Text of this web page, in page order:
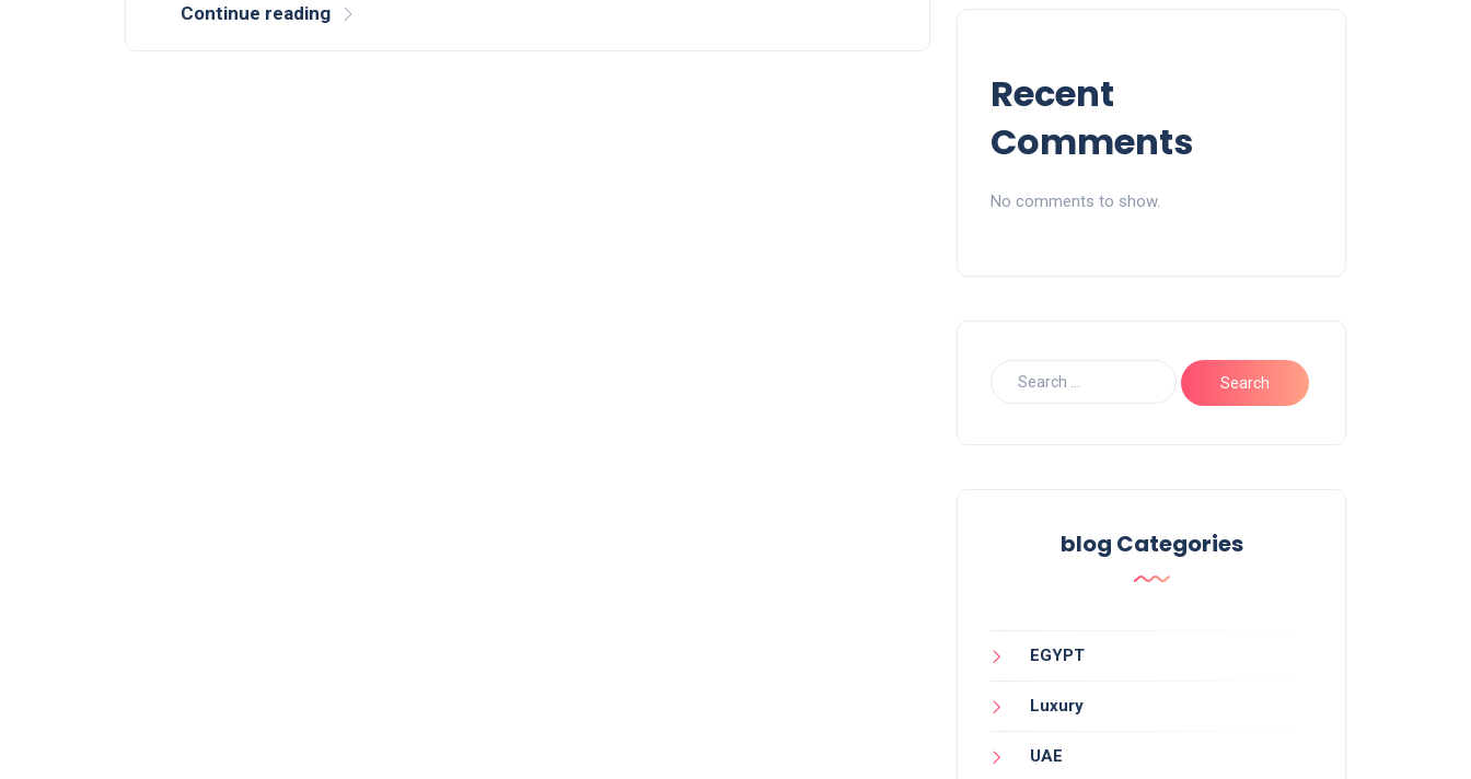
Continue reading
Recent
Comments
No comments to show.
blog Categories
EGYPT
Luxury
UAE